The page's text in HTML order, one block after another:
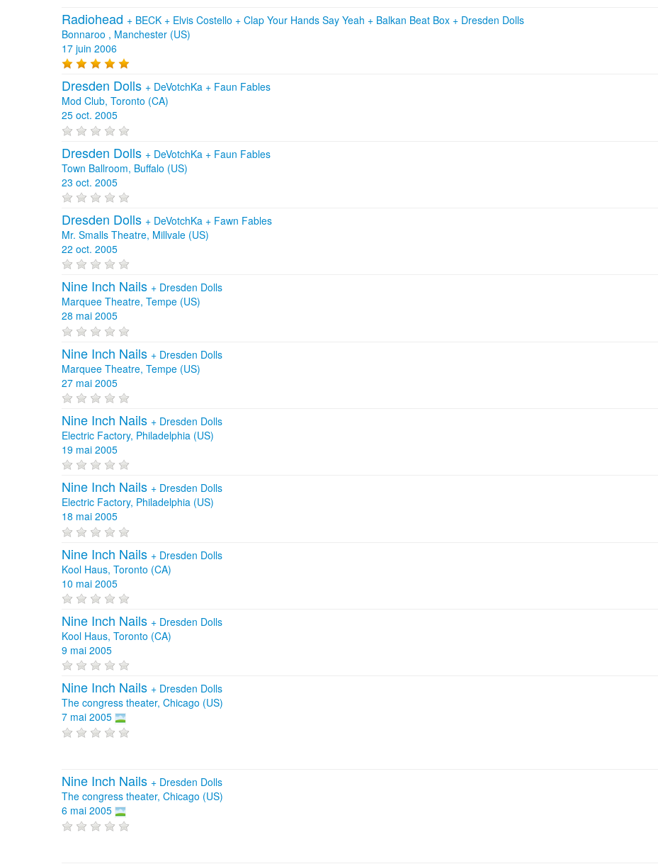
Radiohead + BECK + Elvis Costello + Clap Your Hands Say Yeah + Balkan Beat Box + Dresden Dolls
Bonnaroo , Manchester (US)
17 juin 2006
Dresden Dolls + DeVotchKa + Faun Fables
Mod Club, Toronto (CA)
25 oct. 2005
Dresden Dolls + DeVotchKa + Faun Fables
Town Ballroom, Buffalo (US)
23 oct. 2005
Dresden Dolls + DeVotchKa + Fawn Fables
Mr. Smalls Theatre, Millvale (US)
22 oct. 2005
Nine Inch Nails + Dresden Dolls
Marquee Theatre, Tempe (US)
28 mai 2005
Nine Inch Nails + Dresden Dolls
Marquee Theatre, Tempe (US)
27 mai 2005
Nine Inch Nails + Dresden Dolls
Electric Factory, Philadelphia (US)
19 mai 2005
Nine Inch Nails + Dresden Dolls
Electric Factory, Philadelphia (US)
18 mai 2005
Nine Inch Nails + Dresden Dolls
Kool Haus, Toronto (CA)
10 mai 2005
Nine Inch Nails + Dresden Dolls
Kool Haus, Toronto (CA)
9 mai 2005
Nine Inch Nails + Dresden Dolls
The congress theater, Chicago (US)
7 mai 2005
Nine Inch Nails + Dresden Dolls
The congress theater, Chicago (US)
6 mai 2005